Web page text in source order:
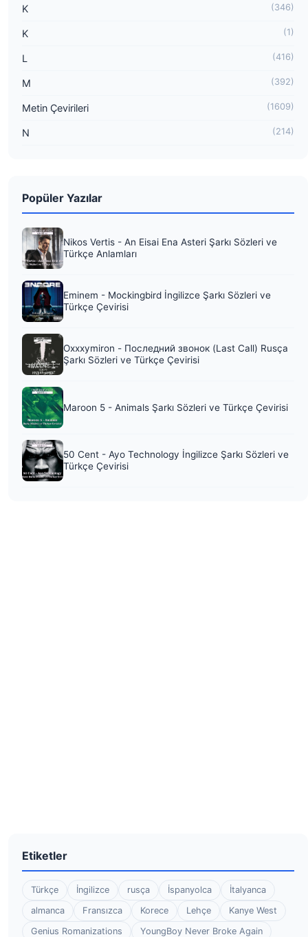
K (346)
K (1)
L (416)
M (392)
Metin Çevirileri (1609)
N (214)
Popüler Yazılar
Nikos Vertis - An Eisai Ena Asteri Şarkı Sözleri ve
Türkçe Anlamları
Eminem - Mockingbird İngilizce Şarkı Sözleri ve
Türkçe Çevirisi
Oxxxymiron - Последний звонок (Last Call) Rusça
Şarkı Sözleri ve Türkçe Çevirisi
Maroon 5 - Animals Şarkı Sözleri ve Türkçe Çevirisi
50 Cent - Ayo Technology İngilizce Şarkı Sözleri ve
Türkçe Çevirisi
Etiketler
Türkçe İngilizce rusça İspanyolca
İtalyanca
almanca
Fransızca Korece Lehçe
Kanye West
Genius Romanizations
YoungBoy Never Broke Again